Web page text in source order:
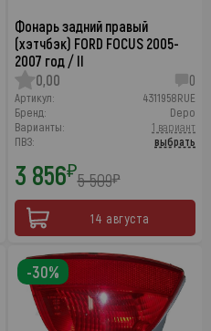
Фонарь задний правый
(хэтчбэк) FORD FOCUS 2005-
2007 год / II
0,00
0
Артикул:
4311958RUE
Бренд:
Depo
Варианты:
1 вариант
ПВЗ:
выбрать
3 856₽5 509₽
14 августа
-30%